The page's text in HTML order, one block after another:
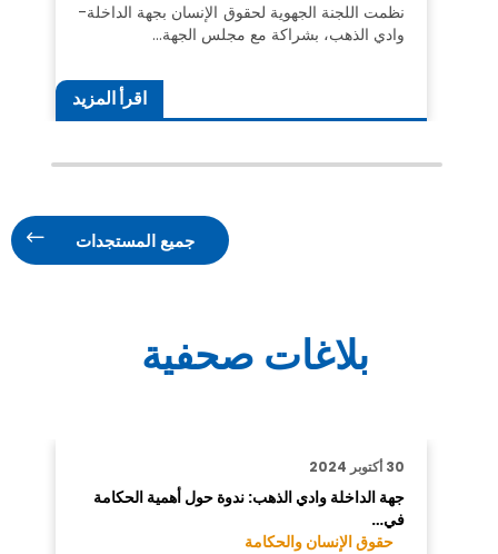
نظمت اللجنة الجهوية لحقوق الإنسان بجهة الداخلة-
وادي الذهب، بشراكة مع مجلس الجهة…
اقرأ المزيد
جميع المستجدات
بلاغات صحفية
30 أكتوبر 2024
جهة الداخلة وادي الذهب: ندوة حول أهمية الحكامة
في…
حقوق الإنسان والحكامة